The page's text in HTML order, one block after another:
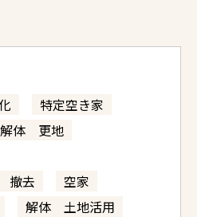
特定空き家
解体 更地
撤去
空家
解体 土地活用